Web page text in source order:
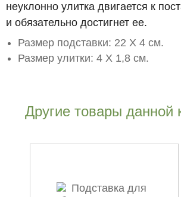
неуклонно улитка двигается к
и обязательно достигнет ее.
Размер подставки: 22 Х 4 см.
Размер улитки: 4 Х 1,8 см.
Другие товары данной